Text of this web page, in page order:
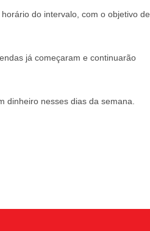
do intervalo, com o objetivo de
já começaram e continuarão
dinheiro nesses dias da semana.